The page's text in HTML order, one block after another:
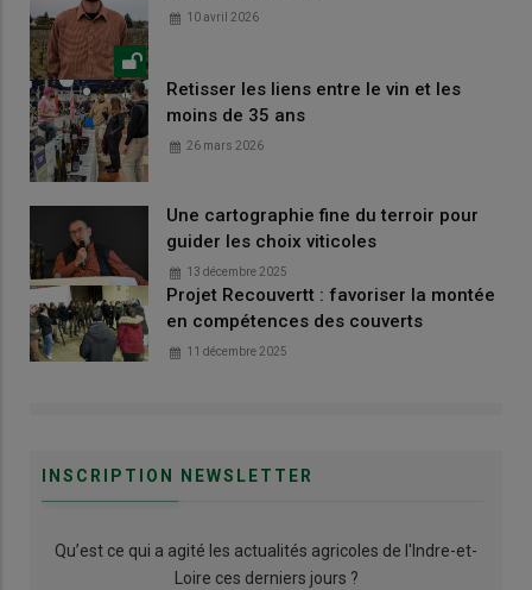
10 avril 2026
Retisser les liens entre le vin et les
moins de 35 ans
26 mars 2026
Une cartographie fine du terroir pour
guider les choix viticoles
13 décembre 2025
Projet Recouvertt : favoriser la montée
en compétences des couverts
11 décembre 2025
INSCRIPTION NEWSLETTER
Qu’est ce qui a agité les actualités agricoles de l'Indre-et-
Loire ces derniers jours ?